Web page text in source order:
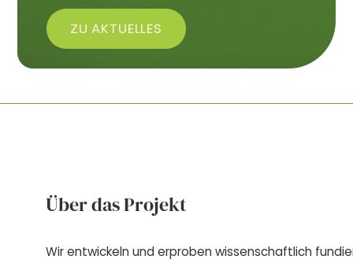
ZU AKTUELLES
Über das Projekt
Wir entwickeln und erproben wissenschaftlich